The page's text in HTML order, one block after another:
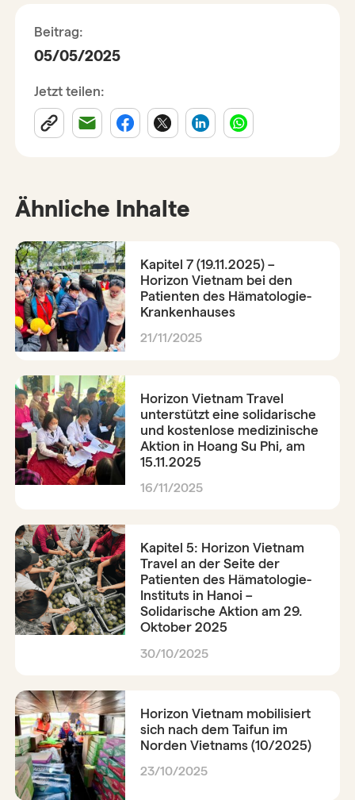
Beitrag:
05/05/2025
Jetzt teilen:
Ähnliche Inhalte
Kapitel 7 (19.11.2025) –
Horizon Vietnam bei den
Patienten des Hämatologie-
Krankenhauses
21/11/2025
Horizon Vietnam Travel
unterstützt eine solidarische
und kostenlose medizinische
Aktion in Hoang Su Phi, am
15.11.2025
16/11/2025
Kapitel 5: Horizon Vietnam
Travel an der Seite der
Patienten des Hämatologie-
Instituts in Hanoi –
Solidarische Aktion am 29.
Oktober 2025
30/10/2025
Horizon Vietnam mobilisiert
sich nach dem Taifun im
Norden Vietnams (10/2025)
23/10/2025